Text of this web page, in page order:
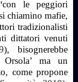
le peggiori
chiamino mafie,
tradizionalisti
dittatori venuti
), bisognerebbe
ma un
come propone